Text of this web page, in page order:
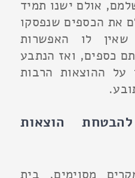
אולם ישנו תמיד
את הכספים שנפסקו
לו האפשרות
כספים, ואז הנתבע
על ההוצאות הרבות
הוצאות
מסוימים, בית